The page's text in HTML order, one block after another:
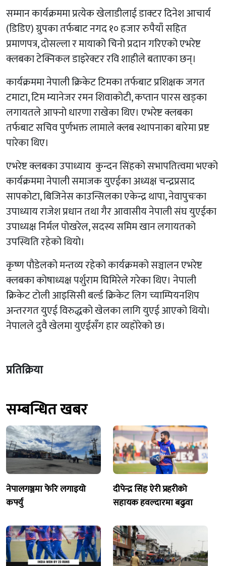
सम्मान कार्यक्रममा प्रत्येक खेलाडीलाई डाक्टर दिनेश आचार्य
(डिडिए) ग्रुपका तर्फबाट नगद १० हजार रुपैयाँ सहित
प्रमाणपत्र, दोसल्ला र मायाको चिनो प्रदान गरिएको एभरेष्ट
क्लबका टेक्निकल डाइरेक्टर रवि शाहीले बताएका छन्।
कार्यक्रममा नेपाली क्रिकेट टिमका तर्फबाट प्रशिक्षक जगत
टमाटा, टिम म्यानेजर रमन शिवाकोटी, कप्तान पारस खड्का
लगायतले आफ्नो धारणा राखेका थिए। एभरेष्ट क्लबका
तर्फबाट सचिव पुर्णभक्त लामाले क्लब स्थापनाका बारेमा प्रष्ट
पारेका थिए।
एभरेष्ट क्लबका उपाध्याय कुन्दन सिंहको सभापतित्वमा भएको
कार्यक्रममा नेपाली समाजक युएईका अध्यक्ष चन्द्रप्रसाद
सापकोटा, बिजिनेस काउन्सिलका एकेन्द्र थापा, नेवापुचःका
उपाध्याय राजेश प्रधान तथा गैर आवासीय नेपाली संघ युएईका
उपाध्यक्ष निर्मल पोखरेल, सदस्य समिम खान लगायतको
उपस्थिति रहेको थियो।
कृष्ण पौडेलको मन्तव्य रहेको कार्यक्रमको सञ्चालन एभरेष्ट
क्लबका कोषाध्यक्ष पर्शुराम घिमिरेले गरेका थिए। नेपाली
क्रिकेट टोली आइसिसी बर्ल्ड क्रिकेट लिग च्याम्पियनशिप
अन्तरगत युएई विरुद्धको खेलका लागि युएई आएको थियो।
नेपालले दुवै खेलमा युएईसँग हार व्यहोरेको छ।
प्रतिक्रिया
सम्बन्धित खबर
नेपालगञ्जमा फेरि लगाइयो
कर्फ्यु
दीपेन्द्र सिंह ऐरी प्रहरीको
सहायक हवल्दारमा बढुवा